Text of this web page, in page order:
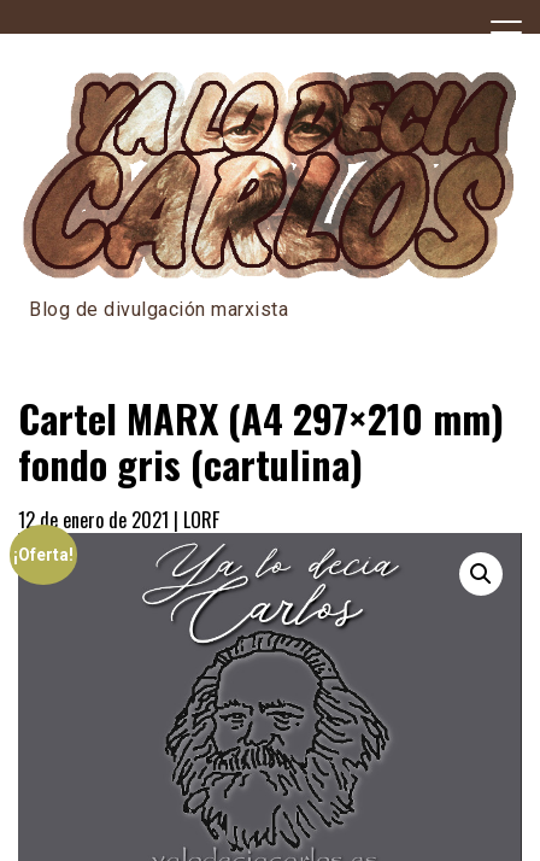
to
Blog de divulgación marxista
Cartel MARX (A4 297×210 mm)
fondo gris (cartulina)
12 de enero de 2021 | LORF
¡Oferta!